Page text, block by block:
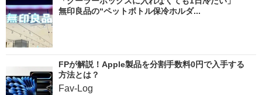
無印良品の“ペットボトル保冷ホルダ...
FPが解説！Apple製品を分割手数料0円で入手する
方法とは？
Fav-Log